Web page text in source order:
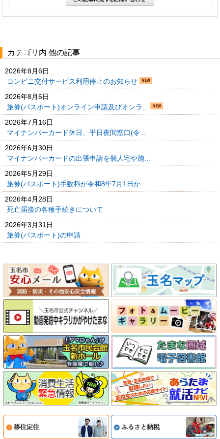
カテゴリ内 他の記事
2026年8月6日
コンビニ交付サービス利用停止のお知らせ
2026年8月6日
旅券(パスポート)オンライン申請及びオンラ...
2026年7月16日
マイナンバーカード休日、平日夜間窓口(令...
2026年6月30日
マイナンバーカードの出張申請を個人宅や施...
2026年5月29日
旅券(パスポート)手数料が令和8年7月1日か...
2026年4月28日
死亡届後の各種手続きについて
2026年3月31日
旅券(パスポート)の申請